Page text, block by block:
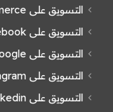
التسويق على BigCommerce
التسويق على facebook
التسويق على Google
التسويق على instagram
التسويق على linkedin